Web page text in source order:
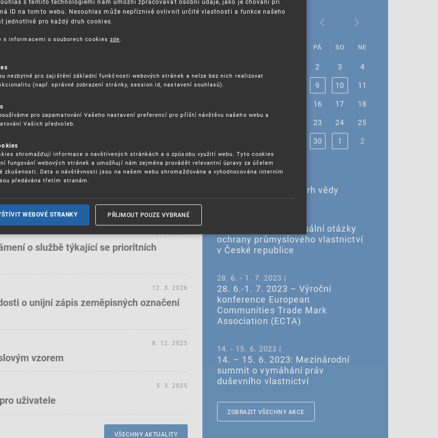
služeb - 5.8.2026
jinak (aneb když se značky hádají
17. 9. 2026
tržištích nacházejících se mimo
porušování IPR
a vymáhání IPR ve třetích zemích
o službě týkající se prioritních
18. 5. 2026
o unijní zápis zeměpisných označení
12. 3. 2026
vzorem
8. 12. 2025
uživatele
5. 3. 2025
VŠECHNY AKTUALITY
PÁ SO NE
2 3
4
9 10
11
16 17
18
23 24
25
30 1 2
8. - 10. 6. 2023 Veletrh vědy
5. 6. – Seminář: Aktuální otázky
ochrany průmyslového vlastnictví
v České republice
28. 6. - 1. 7. 2023 |
28. 6.-1. 7. 2023 – Výroční
konference European
Communities Trade Mark
Association (ECTA)
14. - 15. 6. 2023 |
14. – 15. 6. 2023: Mezinárodní
summit o vymáhání práv
duševního vlastnictví
ZOBRAZIT VŠECHNY AKCE
ID na tomto webu. Nesouhlas může nepříznivě ovlivnit určité vlastnosti a funkce našeho
jednotlivě pro každý druh cookies.
s informacemi o souborech cookies zde
nezbytné pro zajištění základní funkčnosti webových stránek a nelze bez nich realizovat
(např. správné zobrazení stránky, session id, nastavení souhlasů).
pro zapamatování Vašeho nastavení preferencí pro příští návštěvu našeho webu a
Vašich předvoleb.
shromažďují informace o navštívených stránkách a o způsobu využití webu. Tyto cookies
fungování webových stránek a umožňují nám zejména provádět relevantní úpravy za účelem
zkušenosti. Data o návštěvnosti jsou na našem webu shromažďována a vyhodnocována interním
předávána třetím stranám.
WEBOVÉ STRANKY PŘIJMOUT POUZE VYBRANÉ